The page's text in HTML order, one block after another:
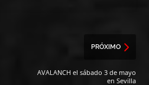
PRÓXIMO
AVALANCH el sábado 3 de mayo
en Sevilla